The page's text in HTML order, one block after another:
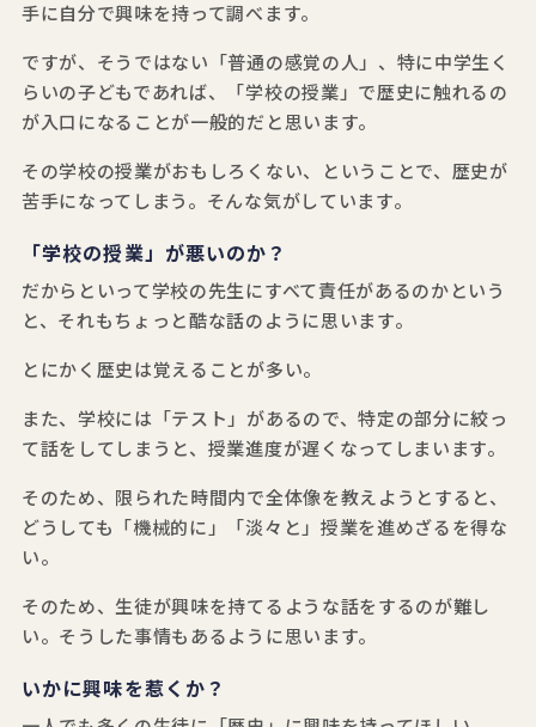
手に自分で興味を持って調べます。
ですが、そうではない「普通の感覚の人」、特に中学生く
らいの子どもであれば、「学校の授業」で歴史に触れるの
が入口になることが一般的だと思います。
その学校の授業がおもしろくない、ということで、歴史が
苦手になってしまう。そんな気がしています。
「学校の授業」が悪いのか？
だからといって学校の先生にすべて責任があるのかという
と、それもちょっと酷な話のように思います。
とにかく歴史は覚えることが多い。
また、学校には「テスト」があるので、特定の部分に絞っ
て話をしてしまうと、授業進度が遅くなってしまいます。
そのため、限られた時間内で全体像を教えようとすると、
どうしても「機械的に」「淡々と」授業を進めざるを得な
い。
そのため、生徒が興味を持てるような話をするのが難し
い。そうした事情もあるように思います。
いかに興味を惹くか？